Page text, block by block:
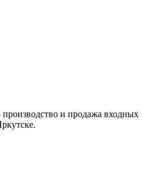
и продажа входных